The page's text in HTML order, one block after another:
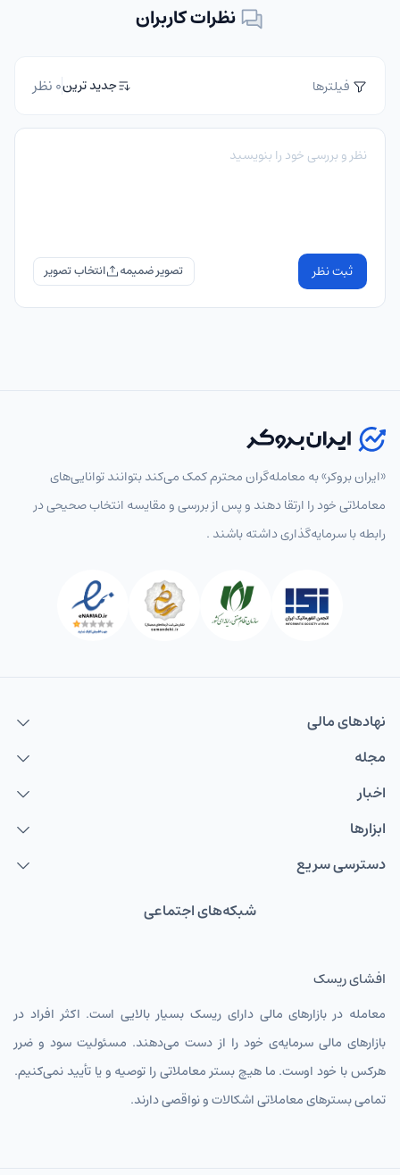
نظرات کاربران
فیلترها جدید ترین0 نظر
ثبت نظر تصویر ضمیمه
«ایران بروکر» به معامله‌گران محترم کمک می‌کند بتوانند توانایی‌های
معاملاتی خود را ارتقا دهند و پس از بررسی و مقایسه انتخاب‌ صحیحی در
رابطه با سرمایه‌گذاری داشته باشند .
نهاد‌های مالی
مجله
اخبار
ابزارها
دسترسی سریع
شبکه‌های اجتماعی
افشای ریسک
معامله در بازارهای مالی دارای ریسک بسیار بالایی است. اکثر افراد در
بازارهای مالی سرمایه‌ی خود را از دست می‌دهند. مسئولیت سود و ضرر
هرکس با خود اوست. ما هیچ بستر معاملاتی را توصیه و یا تأیید نمی‌کنیم.
تمامی بسترهای معاملاتی اشکالات و نواقصی دارند.